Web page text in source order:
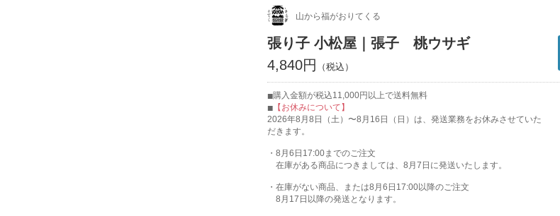
山から福がおりてくる
張り子 小松屋｜張子 桃ウサギ
4,840円
購入金額が税込11,000円以上で送料無料
【お休みについて】
2026年8月8日（土）〜8月16日（日）は、発送業務をお休みさせていた
だきます。
・8月6日17:00までのご注文
在庫がある商品につきましては、8月7日に発送いたします。
・在庫がない商品、または8月6日17:00以降のご注文
8月17日以降の発送となります。